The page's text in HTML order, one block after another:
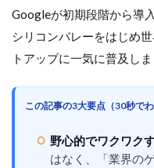
Googleが初期段階から導
シリコンバレーをはじめ
トアップに一気に普及しま
この記事の3大要点（30秒でわ
野心的でワクワク
はなく、「業界の